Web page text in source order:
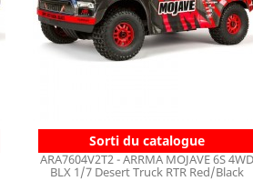
Sorti du catalogue
ARA7604V2T2 - ARRMA MOJAVE 6S 4WD
BLX 1/7 Desert Truck RTR Red/Black